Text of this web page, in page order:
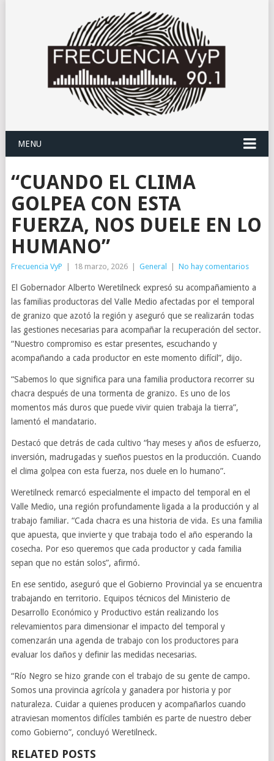
MENU
“CUANDO EL CLIMA
GOLPEA CON ESTA
FUERZA, NOS DUELE EN LO
HUMANO”
Frecuencia VyP 18 marzo, 2026 General No hay comentarios
El Gobernador Alberto Weretilneck expresó su acompañamiento a
las familias productoras del Valle Medio afectadas por el temporal
de granizo que azotó la región y aseguró que se realizarán todas
las gestiones necesarias para acompañar la recuperación del sector.
“Nuestro compromiso es estar presentes, escuchando y
acompañando a cada productor en este momento difícil”, dijo.
“Sabemos lo que significa para una familia productora recorrer su
chacra después de una tormenta de granizo. Es uno de los
momentos más duros que puede vivir quien trabaja la tierra”,
lamentó el mandatario.
Destacó que detrás de cada cultivo “hay meses y años de esfuerzo,
inversión, madrugadas y sueños puestos en la producción. Cuando
el clima golpea con esta fuerza, nos duele en lo humano”.
Weretilneck remarcó especialmente el impacto del temporal en el
Valle Medio, una región profundamente ligada a la producción y al
trabajo familiar. “Cada chacra es una historia de vida. Es una familia
que apuesta, que invierte y que trabaja todo el año esperando la
cosecha. Por eso queremos que cada productor y cada familia
sepan que no están solos”, afirmó.
En ese sentido, aseguró que el Gobierno Provincial ya se encuentra
trabajando en territorio. Equipos técnicos del Ministerio de
Desarrollo Económico y Productivo están realizando los
relevamientos para dimensionar el impacto del temporal y
comenzarán una agenda de trabajo con los productores para
evaluar los daños y definir las medidas necesarias.
“Río Negro se hizo grande con el trabajo de su gente de campo.
Somos una provincia agrícola y ganadera por historia y por
naturaleza. Cuidar a quienes producen y acompañarlos cuando
atraviesan momentos difíciles también es parte de nuestro deber
como Gobierno”, concluyó Weretilneck.
RELATED POSTS